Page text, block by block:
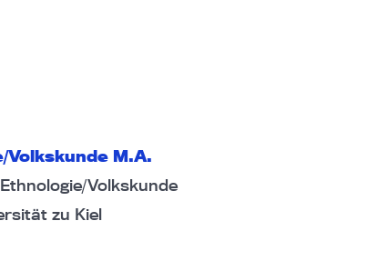
Volkskunde M.A.
Volkskunde
zu Kiel